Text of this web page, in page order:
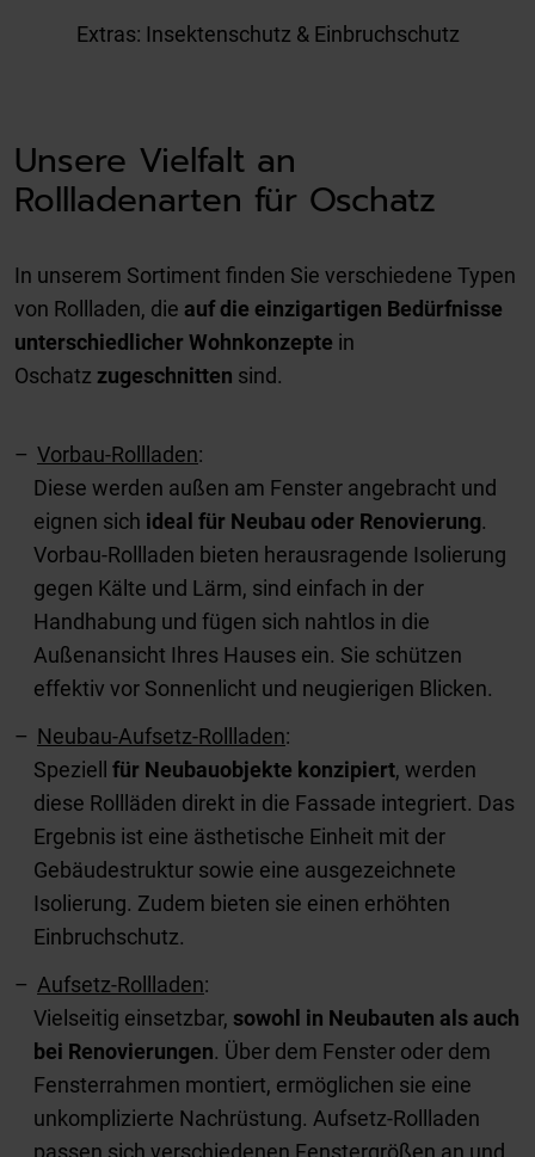
Extras: Insektenschutz & Einbruchschutz
Unsere Vielfalt an
Rollladenarten für Oschatz
In unserem Sortiment finden Sie verschiedene Typen
von Rollladen, die auf die einzigartigen Bedürfnisse
unterschiedlicher Wohnkonzepte in
Oschatz zugeschnitten sind.
Vorbau-Rollladen:
Diese werden außen am Fenster angebracht und
eignen sich ideal für Neubau oder Renovierung.
Vorbau-Rollladen bieten herausragende Isolierung
gegen Kälte und Lärm, sind einfach in der
Handhabung und fügen sich nahtlos in die
Außenansicht Ihres Hauses ein. Sie schützen
effektiv vor Sonnenlicht und neugierigen Blicken.
Neubau-Aufsetz-Rollladen:
Speziell für Neubauobjekte konzipiert, werden
diese Rollläden direkt in die Fassade integriert. Das
Ergebnis ist eine ästhetische Einheit mit der
Gebäudestruktur sowie eine ausgezeichnete
Isolierung. Zudem bieten sie einen erhöhten
Einbruchschutz.
Aufsetz-Rollladen:
Vielseitig einsetzbar, sowohl in Neubauten als auch
bei Renovierungen. Über dem Fenster oder dem
Fensterrahmen montiert, ermöglichen sie eine
unkomplizierte Nachrüstung. Aufsetz-Rollladen
passen sich verschiedenen Fenstergrößen an und